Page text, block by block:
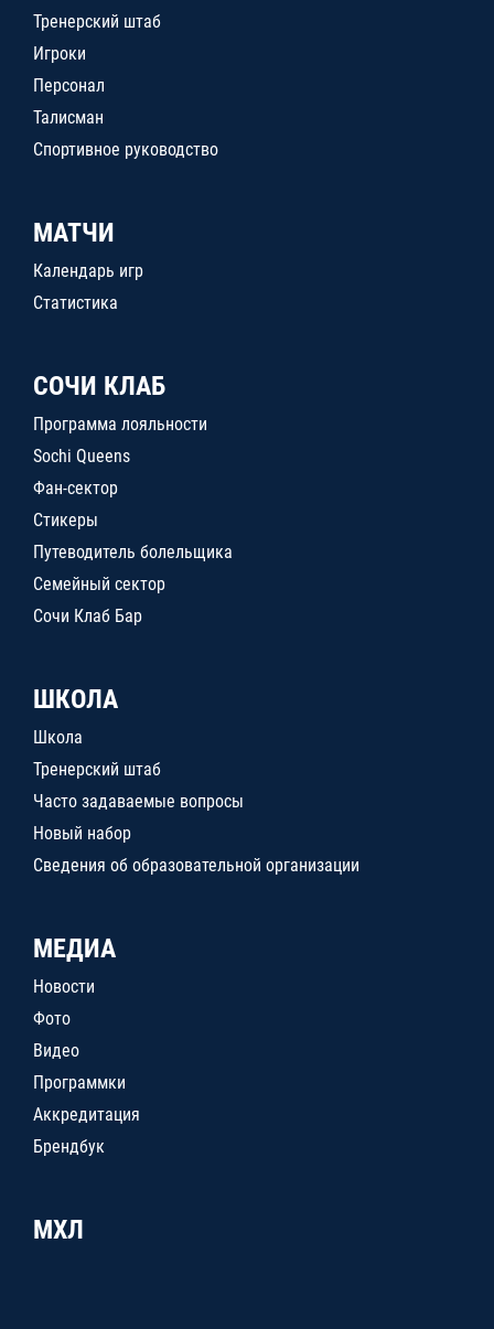
Тренерский штаб
Игроки
Персонал
Талисман
Спортивное руководство
МАТЧИ
Календарь игр
Статистика
СОЧИ КЛАБ
Программа лояльности
Sochi Queens
Фан-сектор
Стикеры
Путеводитель болельщика
Семейный сектор
Сочи Клаб Бар
ШКОЛА
Школа
Тренерский штаб
Часто задаваемые вопросы
Новый набор
Сведения об образовательной организации
МЕДИА
Новости
Фото
Видео
Программки
Аккредитация
Брендбук
МХЛ